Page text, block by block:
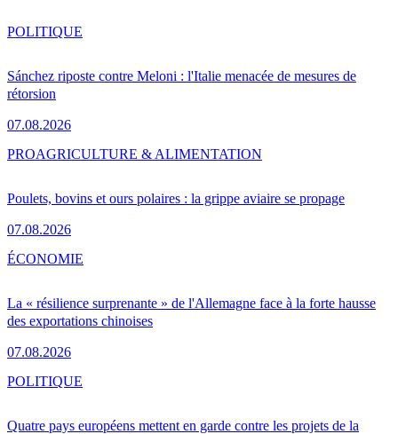
Sánchez riposte contre Meloni : l'Italie menacée de mesures de
rétorsion
07.08.2026
POLITIQUE
Poulets, bovins et ours polaires : la grippe aviaire se propage
07.08.2026
PROAGRICULTURE & ALIMENTATION
La « résilience surprenante » de l'Allemagne face à la forte hausse
des exportations chinoises
07.08.2026
ÉCONOMIE
Quatre pays européens mettent en garde contre les projets de la
POLITIQUE